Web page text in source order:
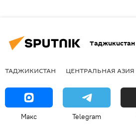
Таджикистан
ТАДЖИКИСТАН ЦЕНТРАЛЬНАЯ АЗИЯ
Макс Telegram